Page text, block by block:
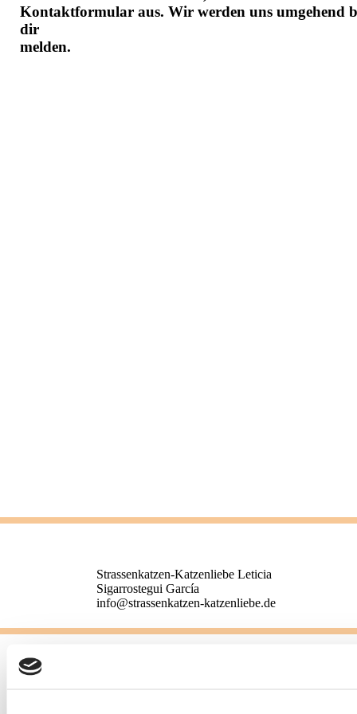
Strassenkatzen-Katzenliebe Leticia
Sigarrostegui García
info@strassenkatzen-katzenliebe.de
Kontaktformular aus. Wir werden uns umgehend
dir
melden.